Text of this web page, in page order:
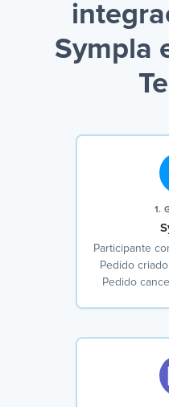
Sympla
1.
Participante
Pedido
Pedido